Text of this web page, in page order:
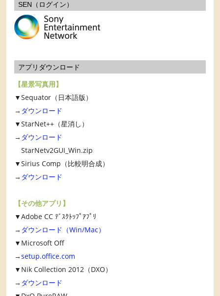
SEN（ログイン）
アプリダウンロード
【星景写真用】
▼Sequator（日本語版）
→ ダウンロード
▼StarNet++（星消し）
→ ダウンロード
StarNetv2GUI_Win.zip
▼Sirius Comp（比較明合成）
→ ダウンロード
【その他アプリ】
▼Adobe CC ﾃﾞｽｸﾄｯﾌﾟｱﾌﾟﾘ
→ ダウンロード（Win/Mac）
▼Microsoft Off
→setup.office.com
▼Nik Collection 2012（DXO）
→ ダウンロード